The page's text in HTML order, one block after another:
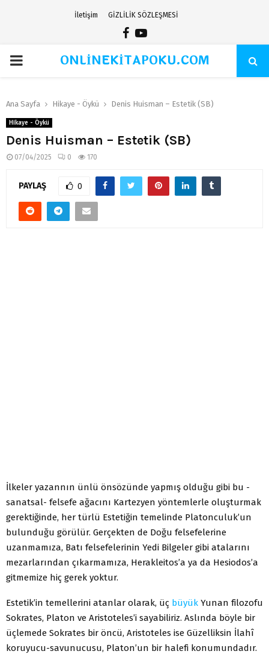
İletişim GİZLİLİK SÖZLEŞMESİ
Facebook
Youtube
PRIMARYONLİNEKİTAPOKU.COM
Ana Sayfa Hikaye - Öykü Denis Huisman – Estetik (SB)
Hikaye - Öykü
Denis Huisman – Estetik (SB)
07/04/2025 0 170
PAYLAŞ 0
İlkeler yazannın ünlü önsözünde yapmış olduğu gibi bu -
sanatsal- felsefe ağacını Kartezyen yöntemlerle oluşturmak
gerektiğinde, her türlü Estetiğin temelinde Platonculuk’un
bulunduğu görülür. Gerçekten de Doğu felsefelerine
uzanmamıza, Batı felsefelerinin Yedi Bilgeler gibi atalarını
mezarlarından çıkarmamıza, Herakleitos’a ya da Hesiodos’a
gitmemize hiç gerek yoktur.
Estetik’in temellerini atanlar olarak, üç büyük Yunan filozofu
Sokrates, Platon ve Aristoteles’i sayabiliriz. Aslında böyle bir
üçlemede Sokrates bir öncü, Aristoteles ise Güzelliksin İlahî
koruyucu-savunucusu, Platon’un bir halefi konumundadır.